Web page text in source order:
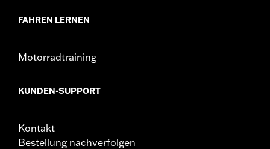
FAHREN LERNEN
Motorradtraining
KUNDEN-SUPPORT
Kontakt
Bestellung nachverfolgen